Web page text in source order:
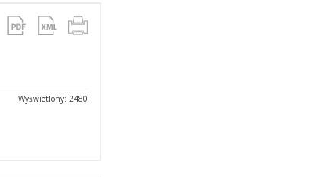
Wyświetlony: 2480